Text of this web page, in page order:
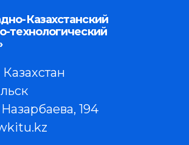
Казахстанский
технологический
194